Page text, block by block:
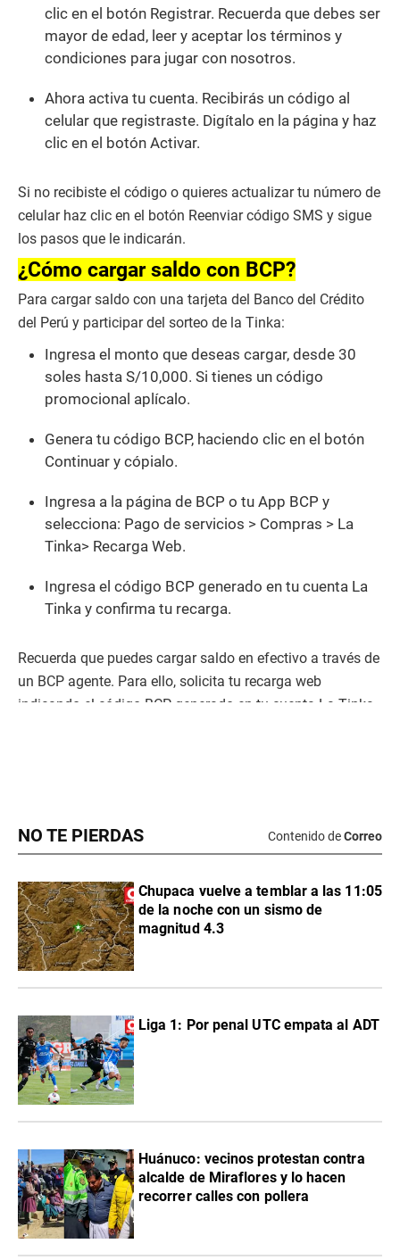
NO TE PIERDAS Contenido deCorreo
Chupaca vuelve a temblar a las 11:05
de la noche con un sismo de
magnitud 4.3
Liga 1: Por penal UTC empata al ADT
Huánuco: vecinos protestan contra
alcalde de Miraflores y lo hacen
recorrer calles con pollera